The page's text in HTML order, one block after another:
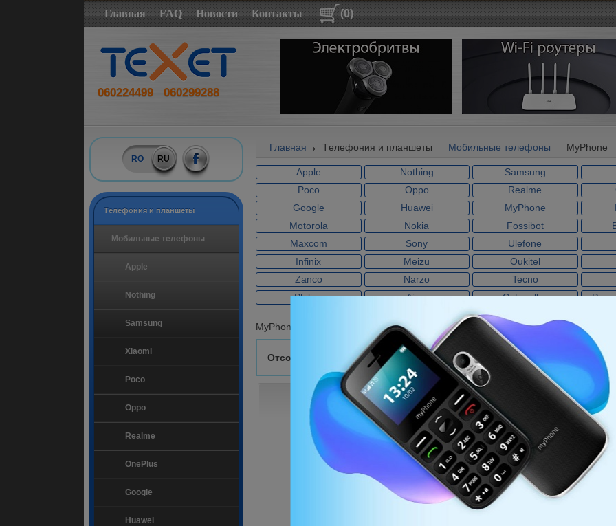
Главная FAQ Новости Контакты (0)
060224499 060299288
RO RU
Tелефония и планшеты
Мобильные телефоны
Apple
Nothing
Samsung
Xiaomi
Poco
Oppo
Realme
OnePlus
Google
Huawei
Главная Tелефония и планшеты Мобильные телефоны MyPhone
Apple Nothing
Samsung
Poco
Oppo Realme
Google
Huawei MyPhone
Motorola
Nokia Fossibot
Maxcom
Sony
Ulefone
Infinix
Meizu
Oukitel
Zanco
Narzo
Tecno
Philips
Aiwa Caterpillar
MyPhone
Отсортировать по
MyPhone 2220 Black MyPhone 2240